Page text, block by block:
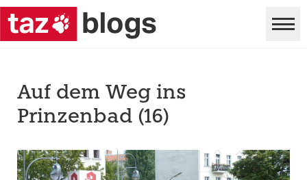
Auf dem Weg ins
Prinzenbad (16)